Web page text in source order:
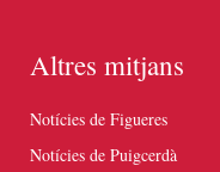
Altres mitjans
Notícies de Figueres
Notícies de Puigcerdà